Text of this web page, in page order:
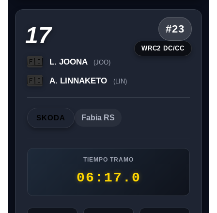
17 #23
WRC2 DC/CC
🇫🇮 L. JOONA (JOO)
🇫🇮 A. LINNAKETO (LIN)
SKODA Fabia RS
TIEMPO TRAMO
06:17.0